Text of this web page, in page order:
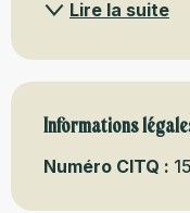
Lire la suite
Informations
Informations
Numéro CITQ :